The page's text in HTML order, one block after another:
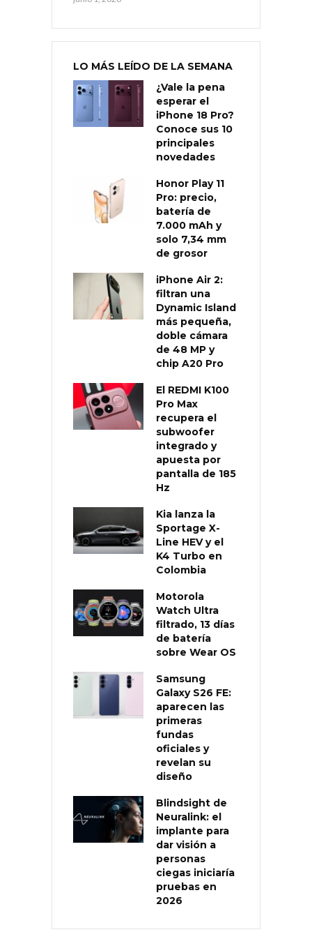
LO MÁS LEÍDO DE LA SEMANA
¿Vale la pena
esperar el
iPhone 18 Pro?
Conoce sus 10
principales
novedades
Honor Play 11
Pro: precio,
batería de
7.000 mAh y
solo 7,34 mm
de grosor
iPhone Air 2:
filtran una
Dynamic Island
más pequeña,
doble cámara
de 48 MP y
chip A20 Pro
El REDMI K100
Pro Max
recupera el
subwoofer
integrado y
apuesta por
pantalla de 185
Hz
Kia lanza la
Sportage X-
Line HEV y el
K4 Turbo en
Colombia
Motorola
Watch Ultra
filtrado, 13 días
de batería
sobre Wear OS
Samsung
Galaxy S26 FE:
aparecen las
primeras
fundas
oficiales y
revelan su
diseño
Blindsight de
Neuralink: el
implante para
dar visión a
personas
ciegas iniciaría
pruebas en
2026